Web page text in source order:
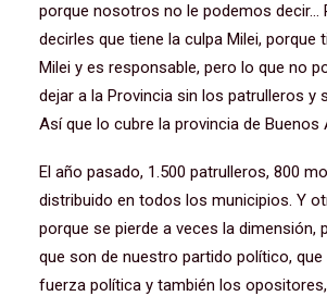
porque nosotros no le podemos decir…
decirles que tiene la culpa Milei, porque
Milei y es responsable, pero lo que no
dejar a la Provincia sin los patrulleros y
Así que lo cubre la provincia de Buenos
El año pasado, 1.500 patrulleros, 800
distribuido en todos los municipios. Y
porque se pierde a veces la dimensión,
que son de nuestro partido político,
fuerza política y también los